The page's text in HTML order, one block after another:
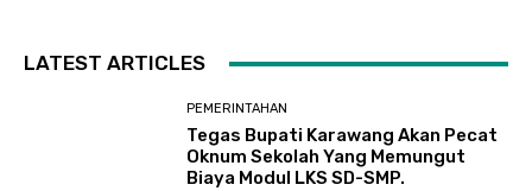
LATEST ARTICLES
PEMERINTAHAN
Tegas Bupati Karawang Akan Pecat
Oknum Sekolah Yang Memungut
Biaya Modul LKS SD-SMP.